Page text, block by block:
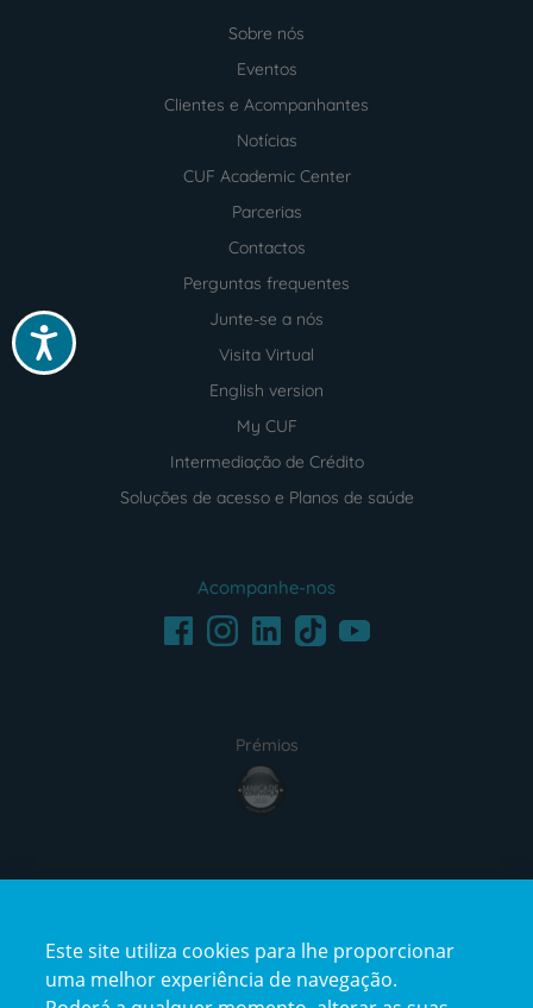
Acessibilidade
Sobre nós
Eventos
Clientes e Acompanhantes
Notícias
CUF Academic Center
Parcerias
Contactos
Perguntas frequentes
Junte-se a nós
Visita Virtual
English version
My CUF
Intermediação de Crédito
Soluções de acesso e Planos de saúde
Acompanhe-nos
FacebookInstagramLinkedInTikTokYoutube
Prémios
award4
certification2certification3
Este site utiliza cookies para lhe proporcionar
uma melhor experiência de navegação.